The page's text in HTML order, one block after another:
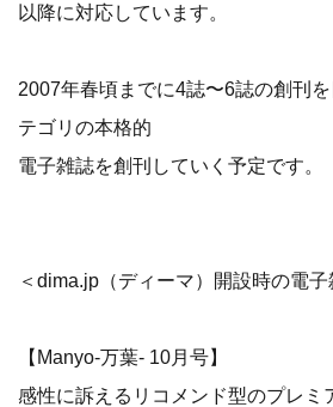
以降に対応しています。
2007年春頃までに4誌〜6誌の創刊
テゴリの本格的
電子雑誌を創刊していく予定です。
＜dima.jp（ディーマ）開設時の電
【Manyo-万葉- 10月号】
感性に訴えるリコメンド型のプレミ